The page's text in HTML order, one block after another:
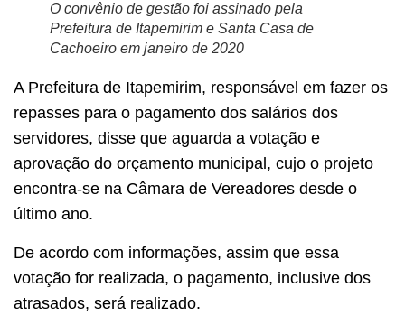
O convênio de gestão foi assinado pela
Prefeitura de Itapemirim e Santa Casa de
Cachoeiro em janeiro de 2020
A Prefeitura de Itapemirim, responsável em fazer os
repasses para o pagamento dos salários dos
servidores, disse que aguarda a votação e
aprovação do orçamento municipal, cujo o projeto
encontra-se na Câmara de Vereadores desde o
último ano.
De acordo com informações, assim que essa
votação for realizada, o pagamento, inclusive dos
atrasados, será realizado.